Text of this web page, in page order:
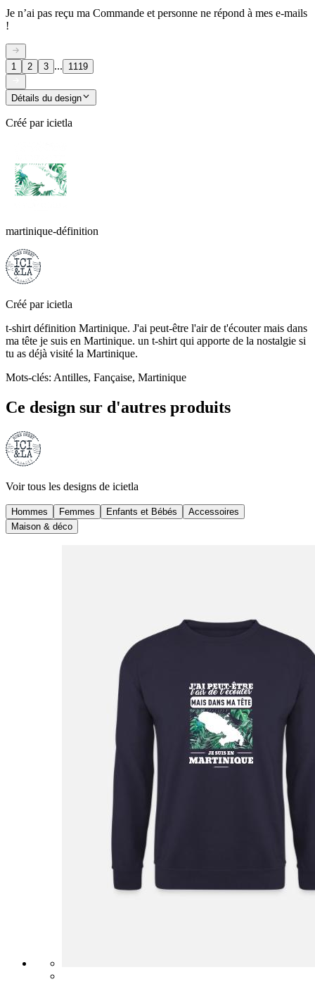
Je n’ai pas reçu ma Commande et personne ne répond à mes e-mails
!
1 2 3 ... 1119
Détails du design
Créé par icietla
martinique-définition
Créé par icietla
t-shirt définition Martinique. J'ai peut-être l'air de t'écouter mais dans
ma tête je suis en Martinique. un t-shirt qui apporte de la nostalgie si
tu as déjà visité la Martinique.
Mots-clés: Antilles, Fançaise, Martinique
Ce design sur d'autres produits
Voir tous les designs de icietla
Hommes Femmes Enfants et Bébés
Accessoires
Maison & déco